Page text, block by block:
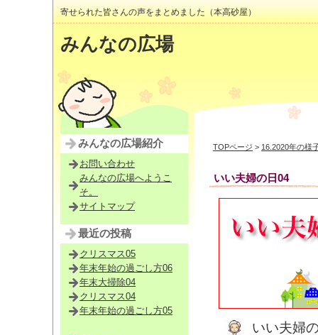
寄せられた皆さんの声をまとめました（本高砂屋）
みんなの広場
TOPページ > 16.2020年の様
いい夫婦の日04
いい夫婦
みんなの広場紹介
お問い合わせ
みんなの広場へようこ
そ。
サイトマップ
最近の投稿
クリスマス05
年末年始の過ごし方06
年末大掃除04
クリスマス04
年末年始の過ごし方05